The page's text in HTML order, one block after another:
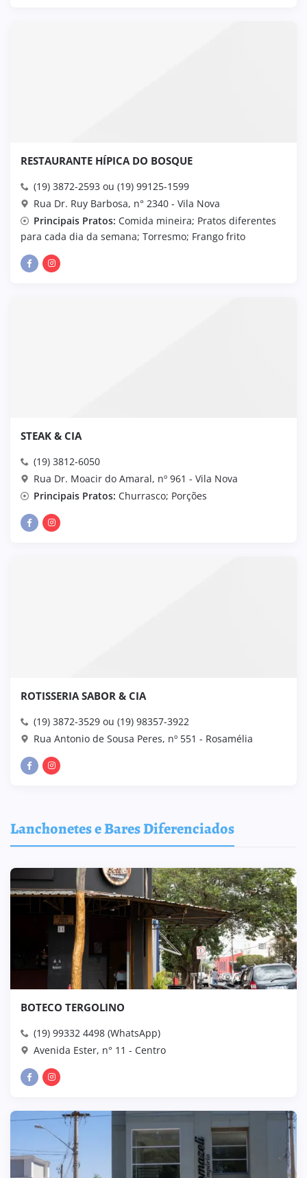
RESTAURANTE HÍPICA DO BOSQUE
(19) 3872-2593 ou (19) 99125-1599
Rua Dr. Ruy Barbosa, n° 2340 - Vila Nova
Principais Pratos: Comida mineira; Pratos diferentes
para cada dia da semana; Torresmo; Frango frito
STEAK & CIA
(19) 3812-6050
Rua Dr. Moacir do Amaral, nº 961 - Vila Nova
Principais Pratos: Churrasco; Porções
ROTISSERIA SABOR & CIA
(19) 3872-3529 ou (19) 98357-3922
Rua Antonio de Sousa Peres, nº 551 - Rosamélia
Lanchonetes e Bares Diferenciados
BOTECO TERGOLINO
(19) 99332 4498 (WhatsApp)
Avenida Ester, n° 11 - Centro